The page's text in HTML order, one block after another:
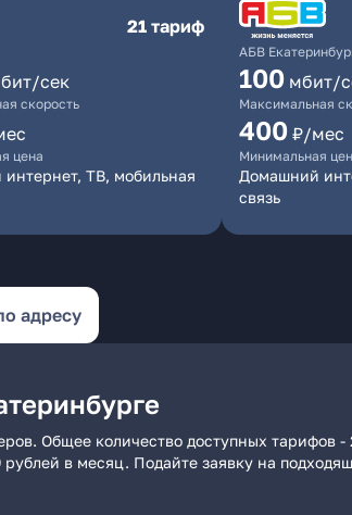
21 тариф
сек
скорость
цена
ТВ, мобильная
АБВ
100 мбит/
Максимальная
400 ₽/мес
Минимальная
Домашний
связь
адресу
Общее количество доступных тарифов
в месяц. Подайте заявку на